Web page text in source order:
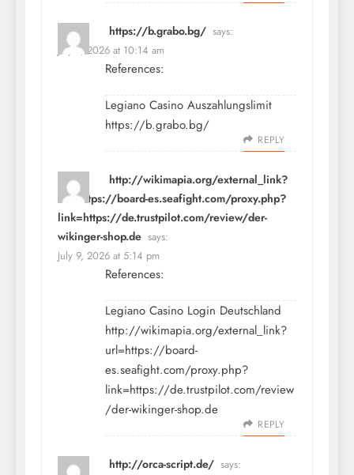
https://b.grabo.bg/ says:
July 9, 2026 at 10:14 am
References:
Legiano Casino Auszahlungslimit
https://b.grabo.bg/
REPLY
http://wikimapia.org/external_link?
url=https://board-es.seafight.com/proxy.php?
link=https://de.trustpilot.com/review/der-
wikinger-shop.de says:
July 9, 2026 at 5:14 pm
References:
Legiano Casino Login Deutschland
http://wikimapia.org/external_link?
url=https://board-
es.seafight.com/proxy.php?
link=https://de.trustpilot.com/review
/der-wikinger-shop.de
REPLY
http://orca-script.de/ says: